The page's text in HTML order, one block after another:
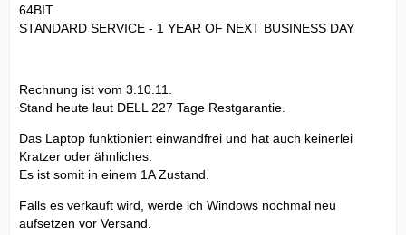
64BIT
STANDARD SERVICE - 1 YEAR OF NEXT BUSINESS DAY
Rechnung ist vom 3.10.11.
Stand heute laut DELL 227 Tage Restgarantie.
Das Laptop funktioniert einwandfrei und hat auch keinerlei
Kratzer oder ähnliches.
Es ist somit in einem 1A Zustand.
Falls es verkauft wird, werde ich Windows nochmal neu
aufsetzen vor Versand.